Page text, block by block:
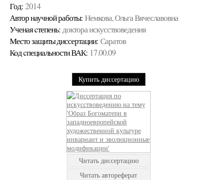
Год: 2014
Автор научной работы: Немкова, Ольга Вячеславовна
Ученая cтепень: доктора искусствоведения
Место защиты диссертации: Саратов
Код cпециальности ВАК: 17.00.09
Купить диссертацию
Читать диссертацию
Читать автореферат